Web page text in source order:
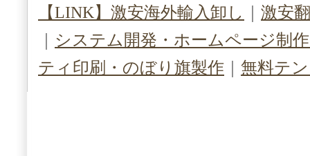
【LINK】激安海外輸入卸し
激安
システム開発・ホームページ制
ティ印刷・のぼり旗製作
無料テ